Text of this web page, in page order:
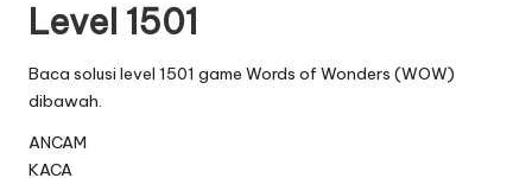
Level 1501
Baca solusi level 1501 game Words of Wonders (WOW)
dibawah.
ANCAM
KACA